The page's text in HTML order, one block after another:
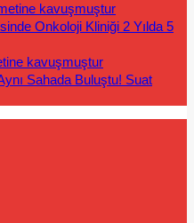
kavuşmuştur
Onkoloji Kliniği 2 Yılda 5
kavuşmuştur
Sahada Buluştu! Suat